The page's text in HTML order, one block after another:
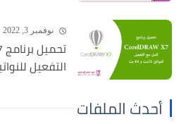
نوفمبر 3, 2022
التفعيل للنواتين 32بت و 64 بت
أحدث الملفات